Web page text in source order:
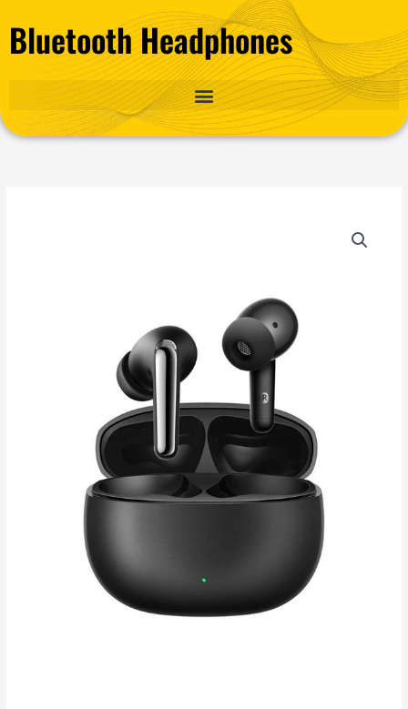
indholdet
Bluetooth Headphones